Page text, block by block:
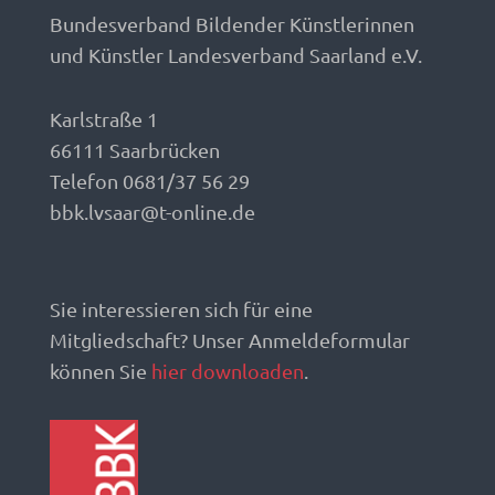
Bundesverband Bildender Künstlerinnen
und Künstler Landesverband Saarland e.V.
Karlstraße 1
66111 Saarbrücken
Telefon 0681/37 56 29
bbk.lvsaar@t-online.de
Sie interessieren sich für eine
Mitgliedschaft? Unser Anmeldeformular
können Sie hier downloaden